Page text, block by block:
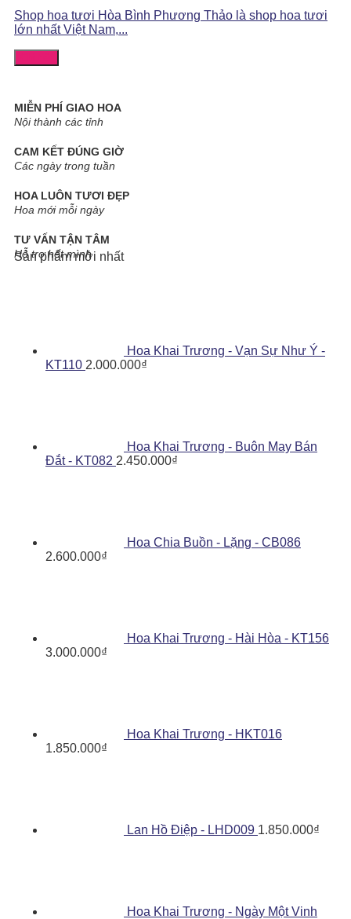
Shop hoa tươi Hòa Bình Phương Thảo là shop hoa tươi
lớn nhất Việt Nam,...
MIỄN PHÍ GIAO HOA
Nội thành các tỉnh
CAM KẾT ĐÚNG GIỜ
Các ngày trong tuần
HOA LUÔN TƯƠI ĐẸP
Hoa mới mỗi ngày
TƯ VẤN TẬN TÂM
Hỗ trợ hết mình
Sản phẩm mới nhất
Hoa Khai Trương - Vạn Sự Như Ý -
KT110 2.000.000₫
Hoa Khai Trương - Buôn May Bán
Đắt - KT082 2.450.000₫
Hoa Chia Buồn - Lặng - CB086
2.600.000₫
Hoa Khai Trương - Hài Hòa - KT156
3.000.000₫
Hoa Khai Trương - HKT016
1.850.000₫
Lan Hồ Điệp - LHD009 1.850.000₫
Hoa Khai Trương - Ngày Một Vinh